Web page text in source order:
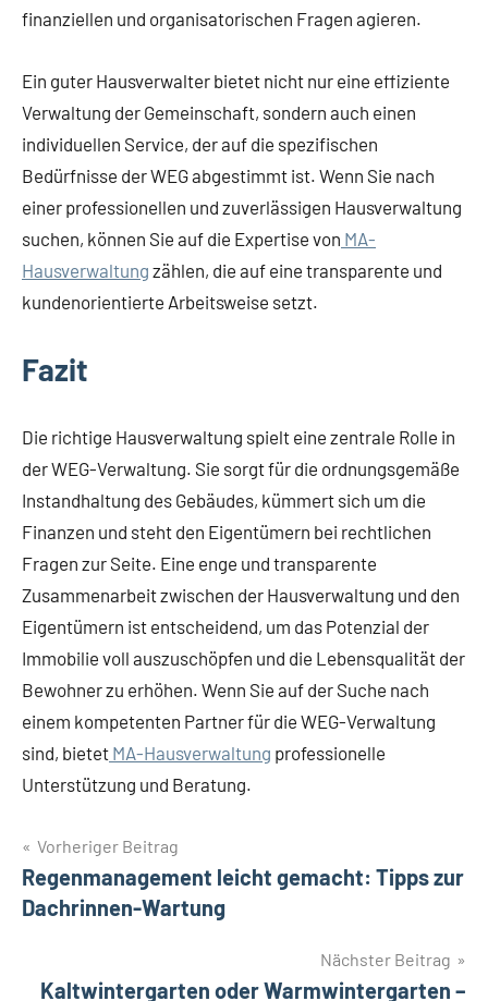
finanziellen und organisatorischen Fragen agieren.
Ein guter Hausverwalter bietet nicht nur eine effiziente
Verwaltung der Gemeinschaft, sondern auch einen
individuellen Service, der auf die spezifischen
Bedürfnisse der WEG abgestimmt ist. Wenn Sie nach
einer professionellen und zuverlässigen Hausverwaltung
suchen, können Sie auf die Expertise von MA-
Hausverwaltung zählen, die auf eine transparente und
kundenorientierte Arbeitsweise setzt.
Fazit
Die richtige Hausverwaltung spielt eine zentrale Rolle in
der WEG-Verwaltung. Sie sorgt für die ordnungsgemäße
Instandhaltung des Gebäudes, kümmert sich um die
Finanzen und steht den Eigentümern bei rechtlichen
Fragen zur Seite. Eine enge und transparente
Zusammenarbeit zwischen der Hausverwaltung und den
Eigentümern ist entscheidend, um das Potenzial der
Immobilie voll auszuschöpfen und die Lebensqualität der
Bewohner zu erhöhen. Wenn Sie auf der Suche nach
einem kompetenten Partner für die WEG-Verwaltung
sind, bietet MA-Hausverwaltung professionelle
Unterstützung und Beratung.
Beitragsnavigation
Vorheriger Beitrag
Regenmanagement leicht gemacht: Tipps zur
Dachrinnen-Wartung
Nächster Beitrag
Kaltwintergarten oder Warmwintergarten –